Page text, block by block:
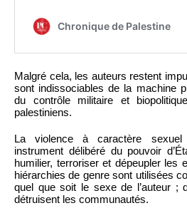
Malgré cela, les auteurs restent
sont indissociables de la machine
du contrôle militaire et
palestiniens.
La violence à caractère
instrument délibéré du pouvoir
humilier, terroriser et dépeupler les
hiérarchies de genre sont utilisées
quel que soit le sexe de l’auteur ;
détruisent les communautés.